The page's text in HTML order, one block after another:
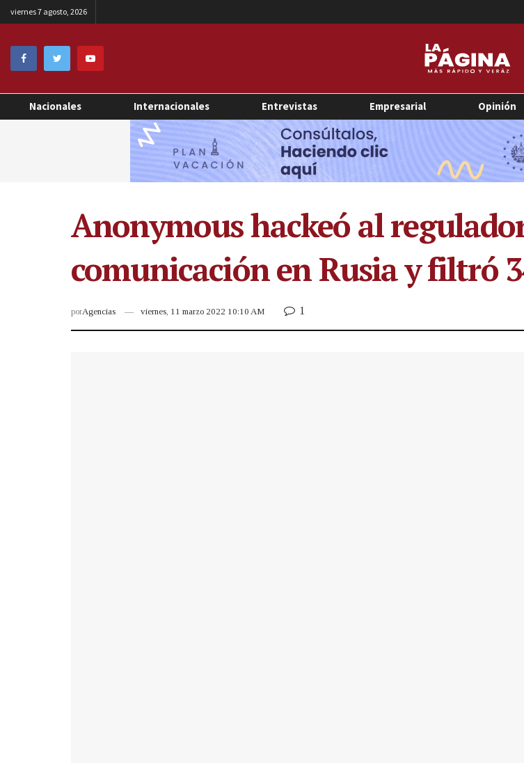
viernes 7 agosto, 2026
Nacionales Internacionales Entrevistas Empresarial Opinión
Anonymous hackeó al
comunicación en Rusia y filtró
porAgencias viernes, 11 marzo 2022 10:10 AM 1